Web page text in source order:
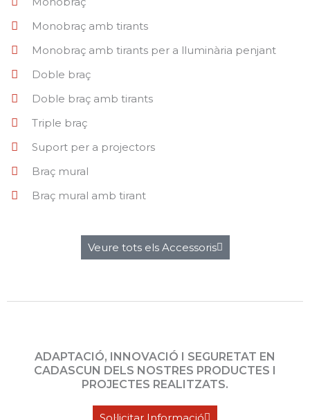
Monobraç amb tirants
Monobraç amb tirants per a lluminària penjant
Doble braç
Doble braç amb tirants
Triple braç
Suport per a projectors
Braç mural
Braç mural amb tirant
Veure tots els Accessoris
ADAPTACIÓ, INNOVACIÓ I SEGURETAT EN
CADASCUN DELS NOSTRES PRODUCTES I
PROJECTES REALITZATS.